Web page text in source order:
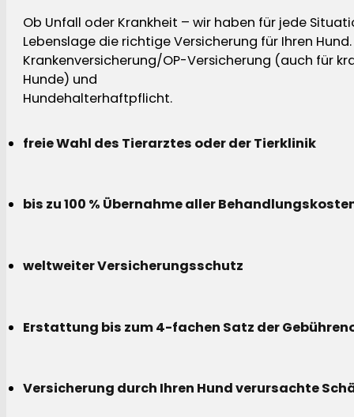
Ob Unfall oder Krankheit – wir haben für jede
Lebenslage die richtige Versicherung für Ihren Hund.
Krankenversicherung/OP-Versicherung (auch für
Hunde) und
Hundehalterhaftpflicht.
freie Wahl des Tierarztes oder der Tierklinik
bis zu 100 % Übernahme aller
weltweiter Versicherungsschutz
Erstattung bis zum 4-fachen Satz der
Versicherung durch Ihren Hund verursachte